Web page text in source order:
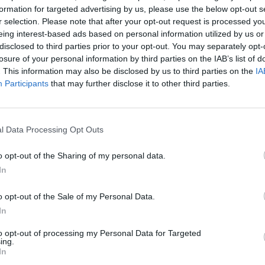
for targeted advertising by us, please use the below opt-out
selection. Please note that after your opt-out request is processed
interest-based ads based on personal information utilized by us
to third parties prior to your opt-out. You may separately
of your personal information by third parties on the IAB’s list of
This information may also be disclosed by us to third parties on the
Participants that may further disclose it to other third parties.
Data Processing Opt Outs
opt-out of the Sharing of my personal data.
opt-out of the Sale of my Personal Data.
opt-out of processing my Personal Data for Targeted
della distribuzione di Jolla
nella giornata di ieri, è di oggi l’annuncio (su
sua collaborazione con3HongKong.
avviare
Available August 12 through operator